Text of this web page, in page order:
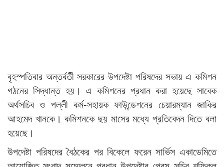
বৃহস্পতিবার অন্তর্বর্তী সরকারের উপদেষ্টা পরিষদের সভায় এ কমিশন
গঠনের সিদ্ধান্ত হয়। এ কমিশনের প্রধান করা হয়েছে সাবেক
অর্থসচিব ও পল্লী কর্ম-সহায়ক ফাউন্ডেশনের চেয়ারম্যান জাকির
আহমেদ খানকে। কমিশনকে ছয় মাসের মধ্যে প্রতিবেদন দিতে বলা
হয়েছে।
উপদেষ্টা পরিষদের বৈঠকের পর বিকেলে ফরেন সার্ভিস একাডেমিতে